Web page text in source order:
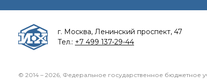
г. Москва, Ленинский проспект, 47
Тел.: +7 499 137-29-44
© 2014 – 2026, Федеральное государственное бюджетное